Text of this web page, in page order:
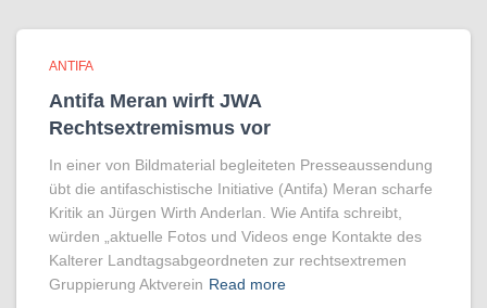
ANTIFA
Antifa Meran wirft JWA
Rechtsextremismus vor
In einer von Bildmaterial begleiteten Presseaussendung
übt die antifaschistische Initiative (Antifa) Meran scharfe
Kritik an Jürgen Wirth Anderlan. Wie Antifa schreibt,
würden „aktuelle Fotos und Videos enge Kontakte des
Kalterer Landtagsabgeordneten zur rechtsextremen
Gruppierung Aktverein Read more